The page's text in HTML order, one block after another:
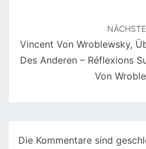
Vincent Von Wroblewsky,
Des Anderen – Réflexions
Von
Die Kommentare sind